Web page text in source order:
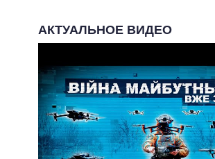
АКТУАЛЬНОЕ ВИДЕО